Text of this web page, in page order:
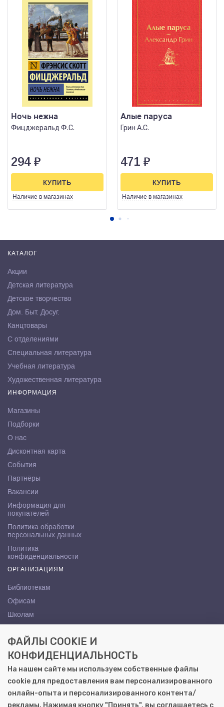
Ночь нежна
Фицджеральд Ф.С.
294 ₽
Наличие в магазинах
КУПИТЬ
Алые паруса
Грин А.С.
471 ₽
Наличие в магазинах
КУПИТЬ
КАТАЛОГ
Акции
Детская литература
Детское творчество
Дом. Быт. Досуг.
Канцтовары
С отделениями
Специальная литература
Учебная литература
Художественная литература
ИНФОРМАЦИЯ
Магазины
Подборки
О нас
Дисконтная карта
События
Партнёры
Вакансии
Информация для
покупателей
Политика обработки
персональных данных
Политика
конфиденциальности
ОРГАНИЗАЦИЯМ
Библиотекам
Офисам
Школам
КОНТАКТЫ
Саратов, ул. Осипова, 10А
+7 (8452) 72-65-65
gemera@moya-kniga.ru
ФАЙЛЫ COOKIE И
КОНФИДЕНЦИАЛЬНОСТЬ
На нашем сайте мы используем собственные файлы
cookie для предоставления вам персонализированного
онлайн-опыта и персонализированного контента/
рекламы. Нажимая кнопку "Принять", вы соглашаетесь с